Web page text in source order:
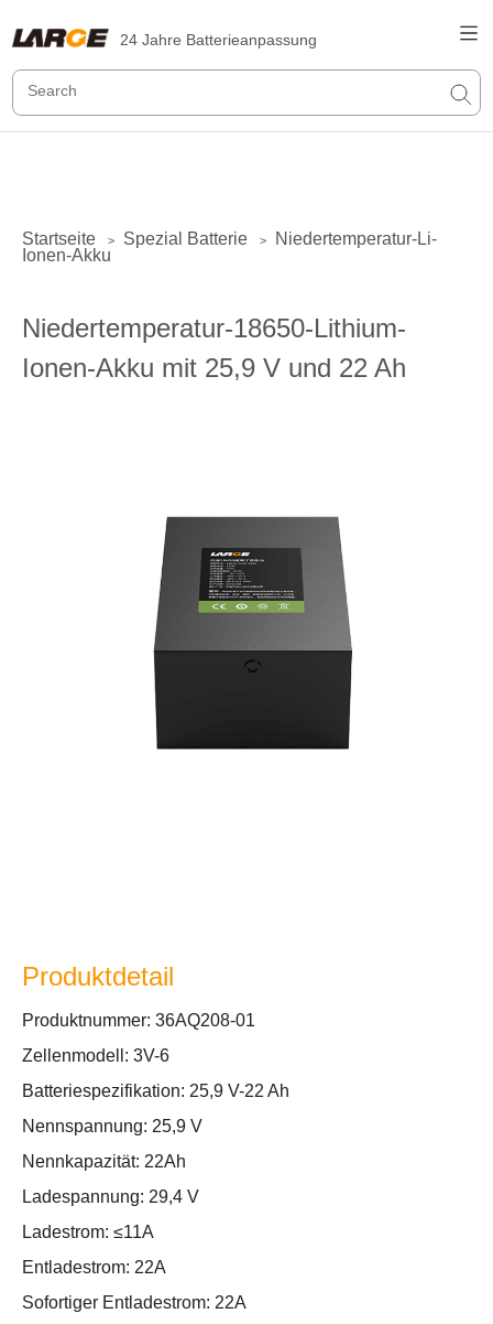
24 Jahre Batterieanpassung
Startseite > Spezial Batterie >
Niedertemperatur-Li-
Ionen-Akku
Niedertemperatur-18650-Lithium-
Ionen-Akku mit 25,9 V und 22 Ah
Produktdetail
Produktnummer: 36AQ208-01
Zellenmodell: 3V-6
Batteriespezifikation: 25,9 V-22 Ah
Nennspannung: 25,9 V
Nennkapazität: 22Ah
Ladespannung: 29,4 V
Ladestrom: ≤11A
Entladestrom: 22A
Sofortiger Entladestrom: 22A